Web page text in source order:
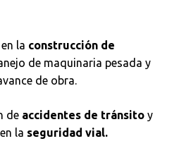
la construcción de
de maquinaria pesada y
de obra.
de accidentes de tránsito y
la seguridad vial.